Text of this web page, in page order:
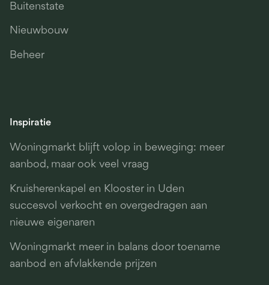
Buitenstate
Nieuwbouw
Beheer
Inspiratie
Woningmarkt blijft volop in beweging: meer
aanbod, maar ook veel vraag
Kruisherenkapel en Klooster in Uden
succesvol verkocht en overgedragen aan
nieuwe eigenaren
Woningmarkt meer in balans door toename
aanbod en afvlakkende prijzen